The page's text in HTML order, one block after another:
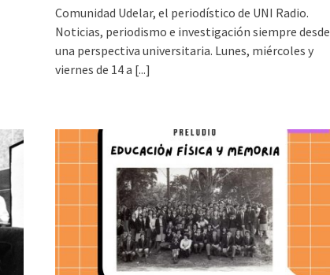
Comunidad Udelar, el periodístico de UNI Radio.
Noticias, periodismo e investigación siempre desde
una perspectiva universitaria. Lunes, miércoles y
viernes de 14 a [...]